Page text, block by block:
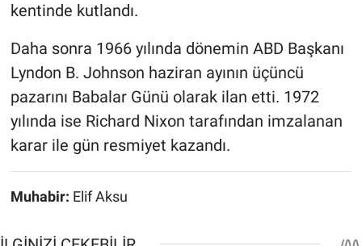
kentinde kutlandı.
Daha sonra 1966 yılında dönemin ABD Başkanı
Lyndon B. Johnson haziran ayının üçüncü
pazarını Babalar Günü olarak ilan etti. 1972
yılında ise Richard Nixon tarafından imzalanan
karar ile gün resmiyet kazandı.
Muhabir: Elif Aksu